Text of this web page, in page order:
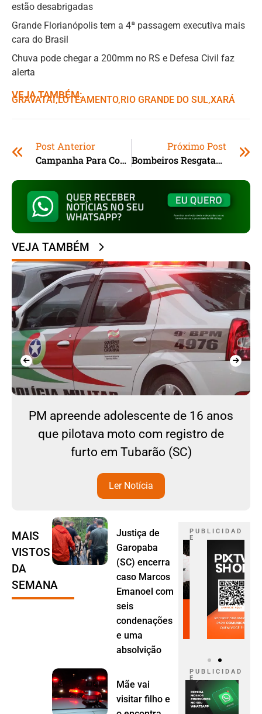
estão desabrigadas
Grande Florianópolis tem a 4ª passagem executiva mais
cara do Brasil
Chuva pode chegar a 200mm no RS e Defesa Civil faz
alerta
VEJA TAMBÉM:
GRAVATAÍ,ㅤLOTEAMENTO,ㅤRIO GRANDE DO SUL,ㅤXARÁ
Post Anterior
Campanha Para Combater A Dengue É Lançada Em Santa Catarina
Próximo Post
Bombeiros Resgatam Mais De 900 Pessoas No Paraná
VEJA TAMBÉM
PM apreende adolescente de 16 anos
que pilotava moto com registro de
furto em Tubarão (SC)
Ler Notícia
MAIS
VISTOS
DA
SEMANA
Justiça de
Garopaba
(SC) encerra
caso Marcos
Emanoel com
seis
condenações
e uma
absolvição
Mãe vai
visitar filho e
P U B L I C I D A D
E
P U B L I C I D A D
E